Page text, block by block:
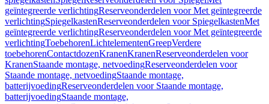
geïntegreerde verlichtingReserveonderdelen voor Met geïntegreerde
verlichtingSpiegelkastenReserveonderdelen voor SpiegelkastenMet
geïntegreerde verlichtingReserveonderdelen voor Met geïntegreerde
verlichtingToebehorenLichtelementenGreepVerdere
toebehorenContactdozenKranenKranenReserveonderdelen voor
KranenStaande montage, netvoedingReserveonderdelen voor
Staande montage, netvoedingStaande montage,
batterijvoedingReserveonderdelen voor Staande montage,
batterijvoedingStaande montage,